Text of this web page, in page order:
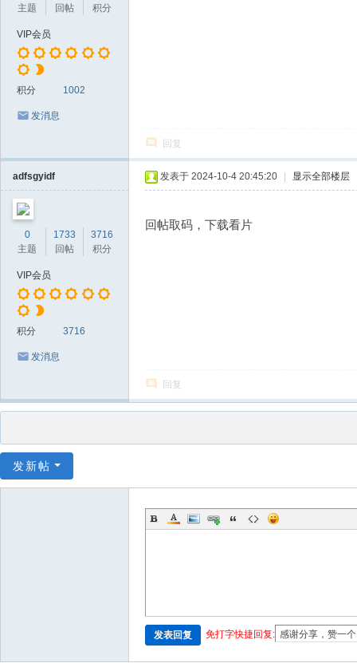
主题
回帖
积分
VIP会员
积分 1002
发消息
回复
adfsgyidf
0
主题
1733
回帖
3716
积分
VIP会员
积分 3716
发消息
发表于 2024-10-4 20:45:20 显示全部楼层
回帖取码，下载看片
回复
发新帖
发表回复 免打字快捷回复: